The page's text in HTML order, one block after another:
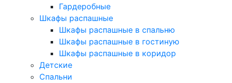
Гардеробные
Шкафы распашные
Шкафы распашные в спальню
Шкафы распашные в гостиную
Шкафы распашные в коридор
Детские
Спальни